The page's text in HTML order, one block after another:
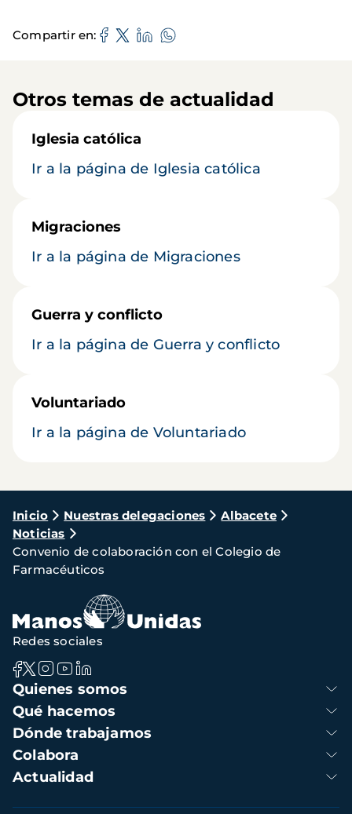
Compartir en
Otros temas de actualidad
Iglesia católica
Ir a la página de Iglesia católica
Migraciones
Ir a la página de Migraciones
Guerra y conflicto
Ir a la página de Guerra y conflicto
Voluntariado
Ir a la página de Voluntariado
Ruta
de
navegación
Inicio Nuestras delegaciones
Albacete
Noticias
Convenio de colaboración con el Colegio de
Farmacéuticos
Navegación
principal
Quienes somos
Qué hacemos
Dónde trabajamos
Colabora
Actualidad
Redes sociales